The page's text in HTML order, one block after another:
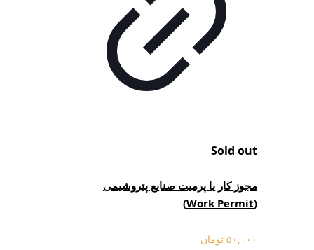
Sold out
مجوز کار یا پرمیت صنایع پتروشیمی
(Work Permit)
۵۰,۰۰۰ تومان